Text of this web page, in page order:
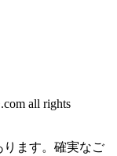
all rights
ます。確実なご